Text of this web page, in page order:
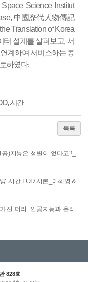
Science Institut
中國歷代人物傳記
Translation of Korea
터 설계를 살펴보고, 서
계하여 서비스하는 동
하였다.
시간
목록
)지능은 성별이 없다고?_
시간 LOD 시론_이혜영 &
진 머리: 인공지능과 윤리
828호